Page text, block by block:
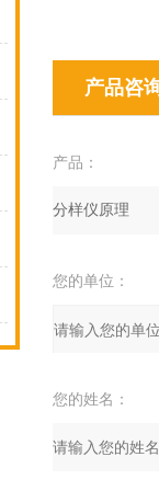
产品咨
产品：
您的单位：
您的姓名：